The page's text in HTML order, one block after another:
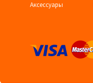
Аксессуары